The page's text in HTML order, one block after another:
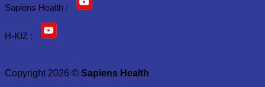
Sapiens Health :
H-KIZ :
Copyright 2026 © Sapiens Health